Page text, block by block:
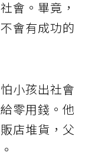
會。畢竟，
會有成功的
小孩出社會
零用錢。他
店堆貨，父